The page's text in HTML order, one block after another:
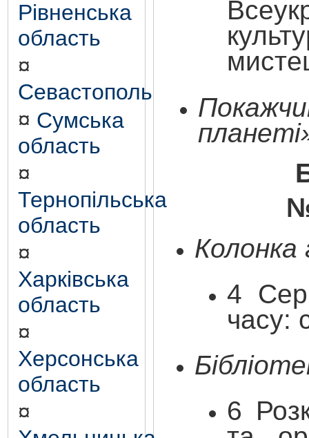
Рівненська
область
¤
Севастополь
¤ Сумська
область
¤
Тернопільська
область
¤
Харківська
область
¤
Херсонська
область
¤
Колонка
4
часу:
6